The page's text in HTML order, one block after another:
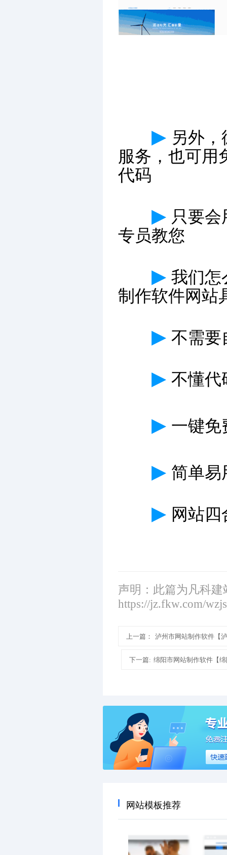
▶ 另外
服务，也可用
代码
▶ 只要
专员教您
▶ 我们怎
制作软件网站
▶ 不需要
▶ 不懂代
▶ 一键免
▶ 简单易
▶ 网站四
声明：此篇为凡科
https://jz.fkw.com/
上一篇： 泸州市网站制作软件【
下一篇: 绵阳市网站制作软件【
网站模板推荐